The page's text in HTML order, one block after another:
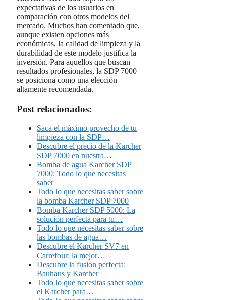
expectativas de los usuarios en
comparación con otros modelos del
mercado. Muchos han comentado que,
aunque existen opciones más
económicas, la calidad de limpieza y la
durabilidad de este modelo justifica la
inversión. Para aquellos que buscan
resultados profesionales, la SDP 7000
se posiciona como una elección
altamente recomendada.
Post relacionados:
Saca el máximo provecho de tu
limpieza con la SDP…
Descubre el precio de la Karcher
SDP 7000 en nuestra…
Bomba de agua Karcher SDP
7000: Todo lo que necesitas
saber
Todo lo que necesitas saber sobre
la bomba Karcher SDP 7000
Bomba Karcher SDP 5000: La
solución perfecta para tu…
Todo lo que necesitas saber sobre
las bombas de agua…
Descubre el Karcher SV7 en
Carrefour: la mejor…
Descubre la fusion perfecta:
Bauhaus y Karcher
Todo lo que necesitas saber sobre
el Karcher para…